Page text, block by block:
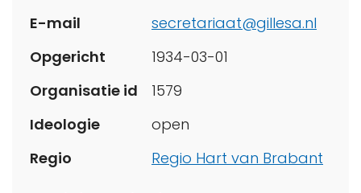
E-mail
secretariaat@gillesa.nl
Opgericht
1934-03-01
Organisatie id
1579
Ideologie
open
Regio
Regio Hart van Brabant